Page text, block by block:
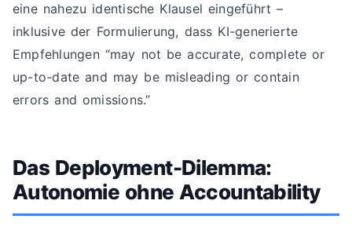
eine nahezu identische Klausel eingeführt –
inklusive der Formulierung, dass KI-generierte
Empfehlungen “may not be accurate, complete or
up-to-date and may be misleading or contain
errors and omissions.”
Das Deployment-Dilemma:
Autonomie ohne Accountability